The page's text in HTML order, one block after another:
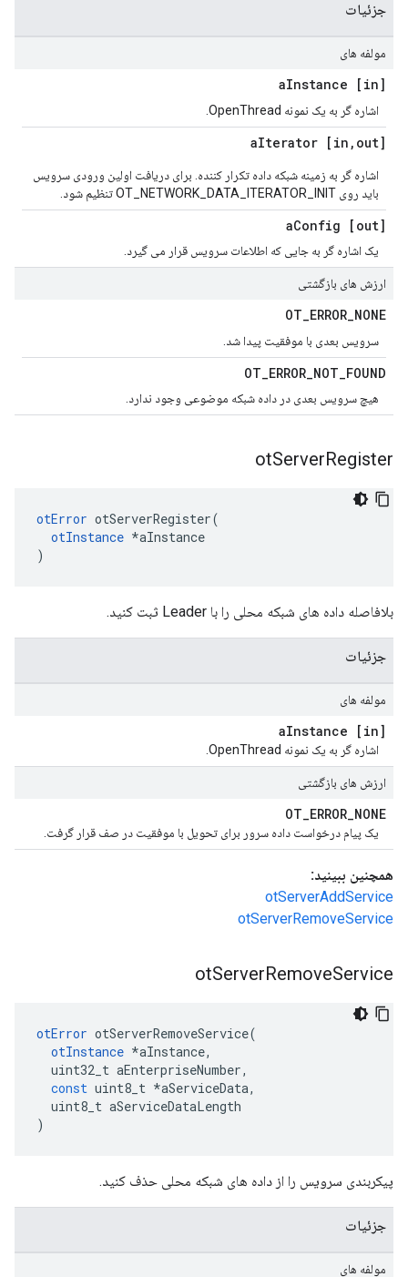
جزئیات
مولفه های
[in] a
Instance
اشاره گر به یک نمونه OpenThread.
[in
, out] a
Iterator
اشاره گر به زمینه شبکه داده تکرار کننده. برای دریافت اولین ورودی سرویس
باید روی OT_NETWORK_DATA_ITERATOR_INIT تنظیم شود.
[out] a
Config
یک اشاره گر به جایی که اطلاعات سرویس قرار می گیرد.
ارزش های بازگشتی
OT_ERROR_NONE
سرویس بعدی با موفقیت پیدا شد.
OT_ERROR_NOT_FOUND
هیچ سرویس بعدی در داده شبکه موضوعی وجود ندارد.
otServerRegister
otError otServerRegister(
otInstance *aInstance
)
بلافاصله داده های شبکه محلی را با Leader ثبت کنید.
جزئیات
مولفه های
[in] a
Instance
اشاره گر به یک نمونه OpenThread.
ارزش های بازگشتی
OT_ERROR_NONE
یک پیام درخواست داده سرور برای تحویل با موفقیت در صف قرار گرفت.
همچنین ببینید:
otServerAddService
otServerRemoveService
otServerRemoveService
otError otServerRemoveService(
otInstance *aInstance,
uint32_t aEnterpriseNumber,
const uint8_t *aServiceData,
uint8_t aServiceDataLength
)
پیکربندی سرویس را از داده های شبکه محلی حذف کنید.
جزئیات
مولفه های